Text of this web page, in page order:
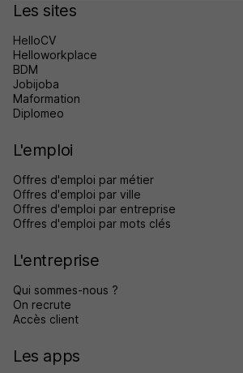
Les sites
HelloCV
Helloworkplace
BDM
Jobijoba
Maformation
Diplomeo
L'emploi
Offres d'emploi par métier
Offres d'emploi par ville
Offres d'emploi par entreprise
Offres d'emploi par mots clés
L'entreprise
Qui sommes-nous ?
On recrute
Accès client
Les apps